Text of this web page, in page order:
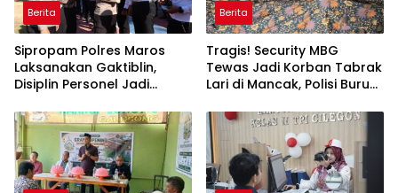
Berita
Sipropam Polres Maros
Laksanakan Gaktiblin,
Disiplin Personel Jadi
Berita
Tragis! Security MBG
Tewas Jadi Korban Tabrak
Lari di Mancak, Polisi Buru
Kijang Innova